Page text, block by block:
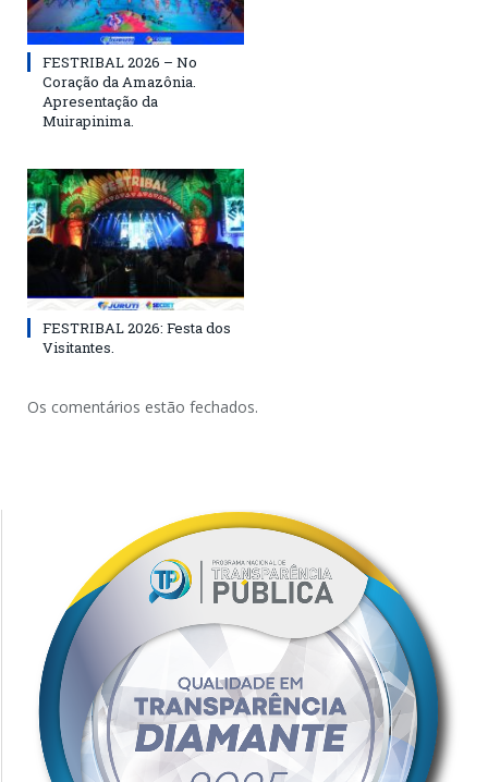
FESTRIBAL 2026 – No
Coração da Amazônia.
Apresentação da
Muirapinima.
FESTRIBAL 2026: Festa dos
Visitantes.
Os comentários estão fechados.